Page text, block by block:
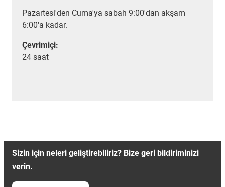
Pazartesi'den Cuma'ya sabah 9:00'dan akşam
6:00'a kadar.
Çevrimiçi:
24 saat
Sizin için neleri geliştirebiliriz? Bize geri bildiriminizi
verin.